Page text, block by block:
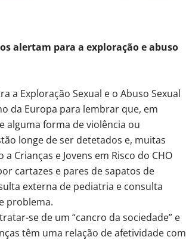
alertam para a exploração e abuso
a Exploração Sexual e o Abuso Sexual
da Europa para lembrar que, em
alguma forma de violência ou
longe de ser detetados e, muitas
Crianças e Jovens em Risco do CHO
cartazes e pares de sapatos de
externa de pediatria e consulta
problema.
se de um “cancro da sociedade” e
têm uma relação de afetividade com